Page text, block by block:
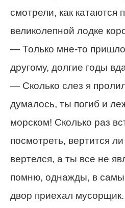
смотрели, как катаются
великолепной лодке
— Только мне-то
другому, долгие годы
— Сколько слез я
думалось, ты погиб и
морском! Сколько раз
посмотреть, вертится
вертелся, а ты все не
помню, однажды, в
двор приехал